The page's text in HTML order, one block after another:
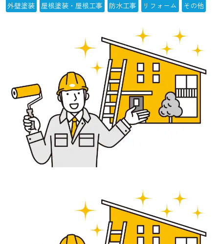
外壁塗装 屋根塗装・屋根工事 防水工事 リフォーム その他